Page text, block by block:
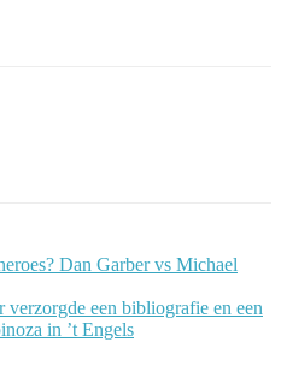
Dan Garber vs Michael
verzorgde een bibliografie en een
in ’t Engels